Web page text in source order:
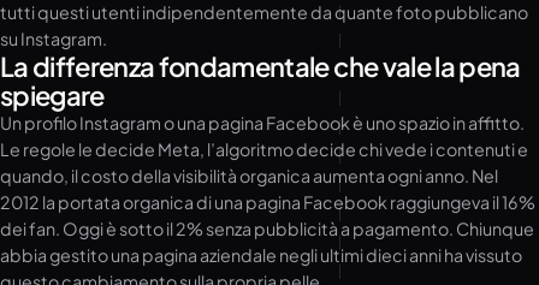
tutti questi utenti indipendentemente da quante foto pubblicano
su Instagram.
La differenza fondamentale che vale la pena
spiegare
Un profilo Instagram o una pagina Facebook è uno spazio in affitto.
Le regole le decide Meta, l’algoritmo decide chi vede i contenuti e
quando, il costo della visibilità organica aumenta ogni anno. Nel
2012 la portata organica di una pagina Facebook raggiungeva il 16%
dei fan. Oggi è sotto il 2% senza pubblicità a pagamento. Chiunque
abbia gestito una pagina aziendale negli ultimi dieci anni ha vissuto